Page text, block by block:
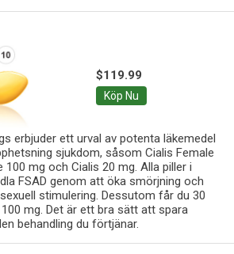
$119.99
Köp Nu
erbjuder ett urval av potenta läkemedel
sjukdom, såsom Cialis Female
100 mg och Cialis 20 mg. Alla piller i
FSAD genom att öka smörjning och
stimulering. Dessutom får du 30
mg. Det är ett bra sätt att spara
behandling du förtjänar.